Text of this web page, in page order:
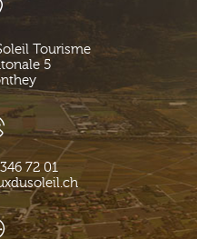
Tourisme
5
72 01